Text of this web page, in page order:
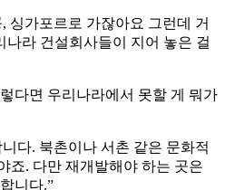
싱가포르로 가잖아요 그런데 거
나라 건설회사들이 지어 놓은 걸
다면 우리나라에서 못할 게 뭐가
다. 북촌이나 서촌 같은 문화적
죠. 다만 재개발해야 하는 곳은
니다.”